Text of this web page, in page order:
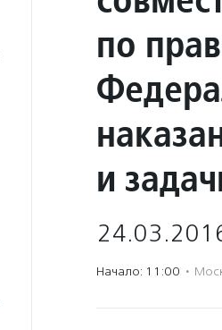
по
и
Начало: 11:00 ·